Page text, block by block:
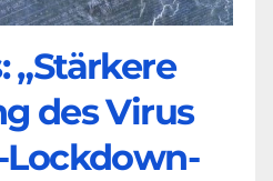
„Stärkere
des Virus